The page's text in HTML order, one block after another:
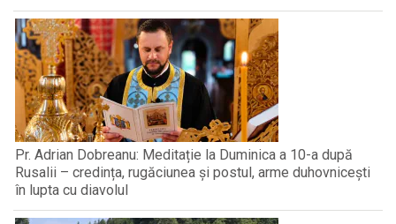
Pr. Adrian Dobreanu: Meditație la Duminica a 10-a după
Rusalii – credința, rugăciunea și postul, arme duhovnicești
în lupta cu diavolul